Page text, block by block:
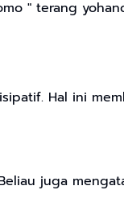
" terang
Hal ini
juga